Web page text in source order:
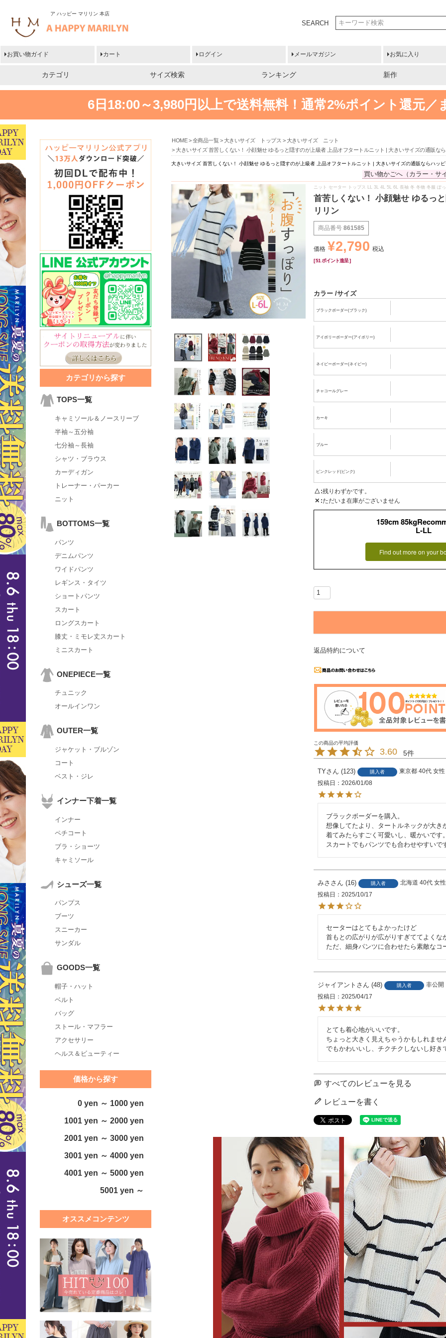
ア ハッピー マリリン 本店
SEARCH
お買い物ガイド カート ログイン メールマガジン お気に入り
カテゴリ サイズ検索 ランキング 新作
6日18:00～3,980円以上で送料無料！ 通常2%ポイント還元／
カテゴリから探す
TOPS一覧
キャミソール＆ノースリーブ
半袖～五分袖
七分袖～長袖
シャツ・ブラウス
カーディガン
トレーナー・パーカー
ニット
BOTTOMS一覧
パンツ
デニムパンツ
ワイドパンツ
レギンス・タイツ
ショートパンツ
スカート
ロングスカート
膝丈・ミモレ丈スカート
ミニスカート
ONEPIECE一覧
チュニック
オールインワン
OUTER一覧
ジャケット・ブルゾン
コート
ベスト・ジレ
インナー下着一覧
インナー
ペチコート
ブラ・ショーツ
キャミソール
シューズ一覧
パンプス
ブーツ
スニーカー
サンダル
GOODS一覧
帽子・ハット
ベルト
バッグ
ストール・マフラー
アクセサリー
ヘルス＆ビューティー
価格から探す
0 yen ～ 1000 yen
1001 yen ～ 2000 yen
2001 yen ～ 3000 yen
3001 yen ～ 4000 yen
4001 yen ～ 5000 yen
5001 yen ～
オススメコンテンツ
HOME 全商品一覧 大きいサイズ トップス
大きいサイズ ニット
大きいサイズ 首苦しくない！ 小顔魅せ ゆるっと隠すのが上級者 上品オフタートルニット | 大きいサイズの通販な
大きいサイズ 首苦しくない！ 小顔魅せ ゆるっと隠すのが上級者 上品オフタートルニット | 大きいサイズの通販ならハッ
買い物かごへ（カラー・サ
ニット セーター トップス LL 3L 4L 5L 6L 長袖 冬 冬物 冬服 ぽ
首苦しくない！ 小顔魅せ ゆるっ
リリン
商品番号 861585
価格 ¥2,790 税込
[51 ポイント進呈 ]
カラー サイズ
ブラックボーダー(ブラック)
アイボリーボーダー(アイボリー)
ネイビーボーダー(ネイビー)
チャコールグレー
カーキ
ブルー
ピンクレッド(ピンク)
△ 残りわずかです。
✕ ただいま在庫がございません
159cm
L-LL
Find out more on your
返品特約について
3.60 5
TY 123 購入者 東京都 40代 女性
投稿日
2026/01/08
ブラックボーダーを購入。
想像してたより、タートルネックが大き
着てみたらすごく可愛いし、暖かいです。
スカートでもパンツでも合わせやすいで
みさ 16 購入者 北海道 40代 女性
投稿日
2025/10/17
セーターはとてもよかったけど
首もとの広がりが広がりすぎててよくな
ただ、細身パンツに合わせたら素敵なコ
ジャイアント 48 購入者
非公開
投稿日
2025/04/17
とても着心地がいいです。
ちょっと大きく見えちゃうかもしれませ
でもかわいいし、チクチクしないし好き
すべてのレビューを見る
レビューを書く